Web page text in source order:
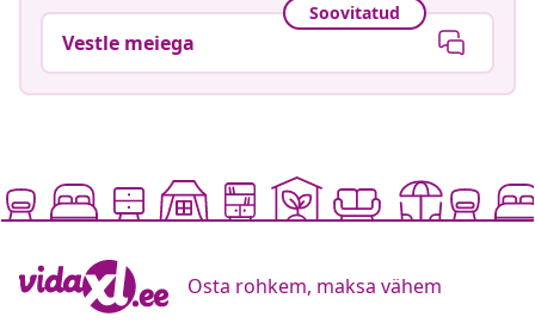
Soovitatud
Vestle meiega
Osta rohkem, maksa vähem